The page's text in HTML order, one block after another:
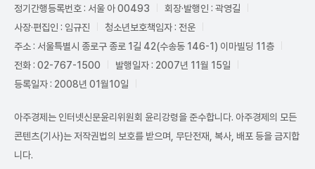
정기간행등록번호 : 서울 아 00493
회장·발행인 : 곽영길
사장·편집인 : 임규진
청소년보호책임자 : 전운
주소 : 서울특별시 종로구 종로 1길 42(수송동 146-1) 이마빌딩 11층
전화 : 02-767-1500
발행일자 : 2007년 11월 15일
등록일자 : 2008년 01월10일
아주경제는 인터넷신문윤리위원회 윤리강령을 준수합니다. 아주경제의 모든
콘텐츠(기사)는 저작권법의 보호를 받으며, 무단전재, 복사, 배포 등을 금지합
니다.